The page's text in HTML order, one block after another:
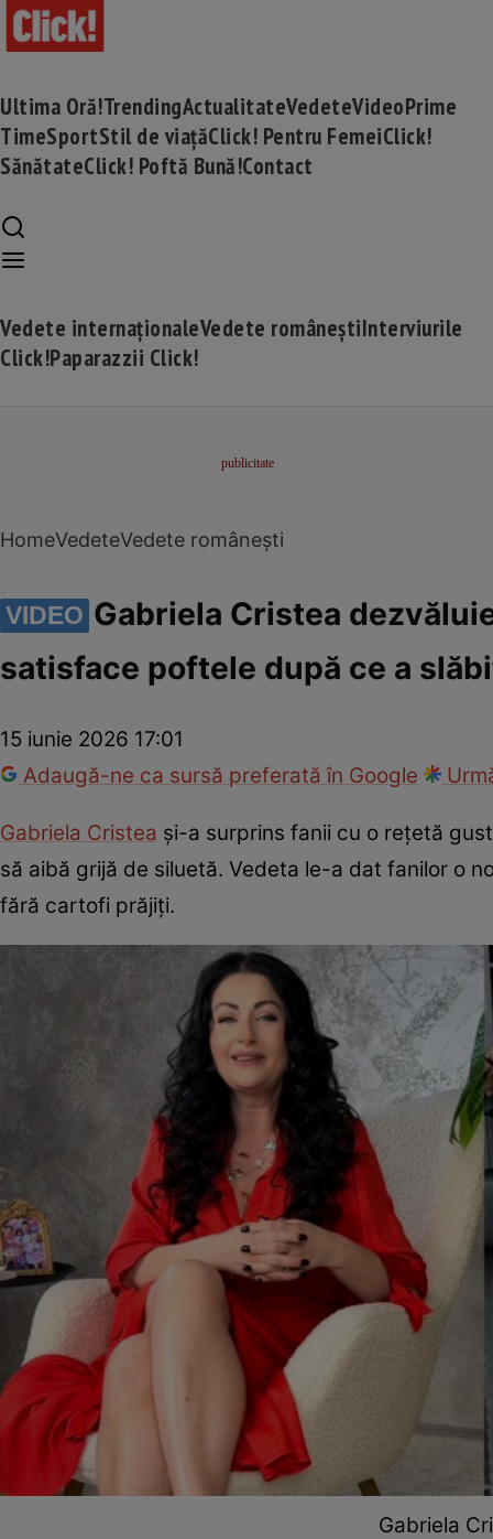
Ultima Oră!TrendingActualitateVedeteVideoPrime
TimeSportStil de viațăClick! Pentru FemeiClick!
SănătateClick! Poftă Bună!Contact
Vedete internaționaleVedete româneștiInterviurile
Click!Paparazzii Click!
HomeVedeteVedete românești
VIDEO Gabriela Cristea
satisface poftele după ce a
15 iunie 2026 17:01
Adaugă-ne ca sursă preferată în Google
Gabriela Cristea și-a surprins fanii cu o rețetă
să aibă grijă de siluetă. Vedeta le-a dat fanilor o
fără cartofi prăjiți.
Gabriela